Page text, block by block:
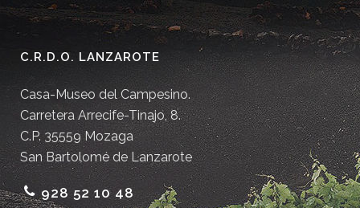
C.R.D.O. LANZAROTE
Casa-Museo del Campesino.
Carretera Arrecife-Tinajo, 8.
C.P. 35559 Mozaga
San Bartolomé de Lanzarote
928 52 10 48